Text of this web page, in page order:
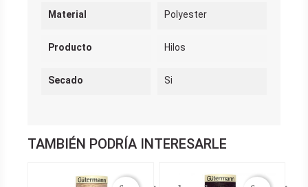
Material Polyester
Producto Hilos
Secado Si
TAMBIÉN PODRÍA INTERESARLE